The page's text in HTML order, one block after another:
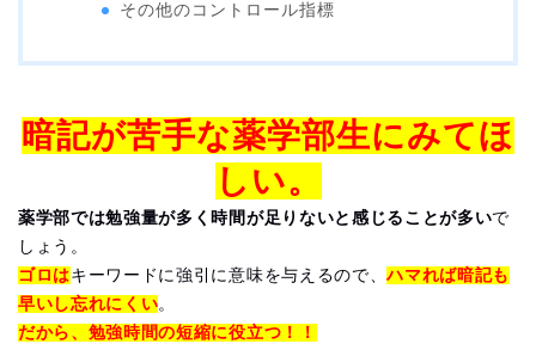
その他のコントロール指標
暗記が苦手な薬学部生にみてほ
しい。
薬学部では勉強量が多く時間が足りないと感じることが多いで
しょう。
ゴロはキーワードに強引に意味を与えるので、ハマれば暗記も
早いし忘れにくい。
だから、勉強時間の短縮に役立つ！！